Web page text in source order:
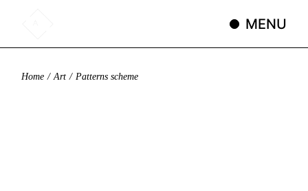
MENU
Home Art Patterns scheme